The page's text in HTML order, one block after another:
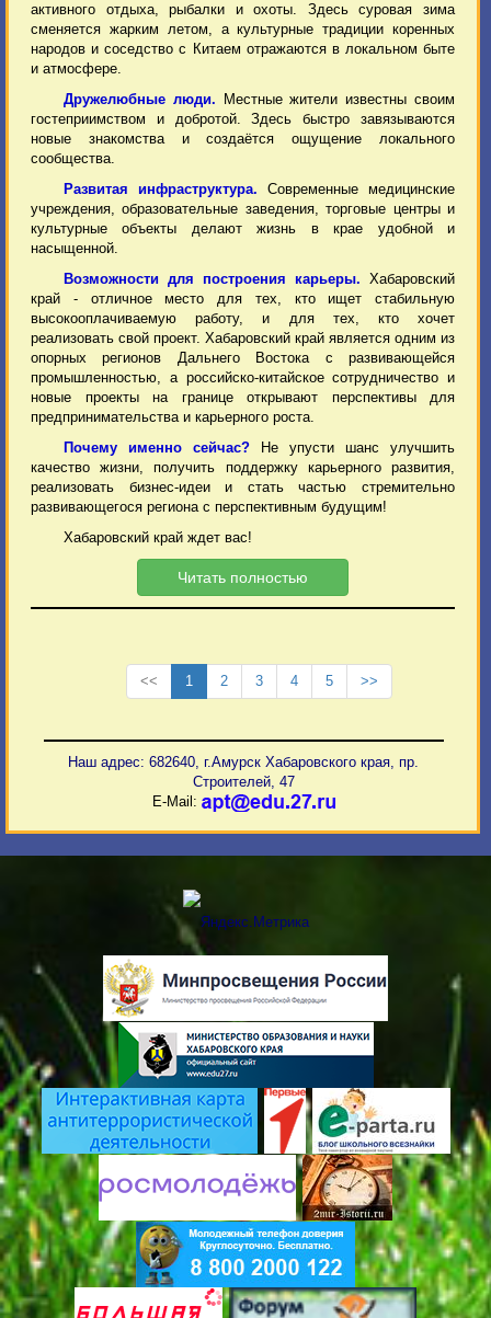
активного отдыха, рыбалки и охоты. Здесь суровая зима
сменяется жарким летом, а культурные традиции коренных
народов и соседство с Китаем отражаются в локальном быте
и атмосфере.
Дружелюбные люди. Местные жители известны своим
гостеприимством и добротой. Здесь быстро завязываются
новые знакомства и создаётся ощущение локального
сообщества.
Развитая инфраструктура. Современные медицинские
учреждения, образовательные заведения, торговые центры и
культурные объекты делают жизнь в крае удобной и
насыщенной.
Возможности для построения карьеры. Хабаровский
край - отличное место для тех, кто ищет стабильную
высокооплачиваемую работу, и для тех, кто хочет
реализовать свой проект. Хабаровский край является одним из
опорных регионов Дальнего Востока с развивающейся
промышленностью, а российско-китайское сотрудничество и
новые проекты на границе открывают перспективы для
предпринимательства и карьерного роста.
Почему именно сейчас? Не упусти шанс улучшить
качество жизни, получить поддержку карьерного развития,
реализовать бизнес-идеи и стать частью стремительно
развивающегося региона с перспективным будущим!
Хабаровский край ждет вас!
Читать полностью
<< 1 2 3 4 5 >>
Наш адрес: 682640, г.Амурск Хабаровского края, пр.
Строителей, 47
E-Mail: